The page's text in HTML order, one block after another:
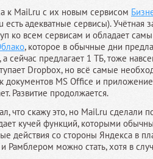
к Mail.ru с их новым сервисом
есть адекватные сервисы). Учётная
ко всем сервисам и обладает
, которое в обычные дни
сейчас предлагает 1 ТБ, тоже
Dropbox, но всё самые
MS Office и
Развитие продолжается.
что скажу это, но Mail.ru сделали
кучей функций, которыми
действия со стороны Яндекса в
Рамблером можно стать, хотя в